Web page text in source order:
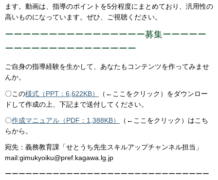
ます。動画は、指導のポイントを5分程度にまとめており、汎用性の
高いものになっています。ぜひ、ご視聴ください。
ーーーーーーーーーーーーーーーー募集ーーーーー
ーーーーーーーーーーーーーーー
ご自身の指導経験を生かして、あなたもコンテンツを作ってみませ
んか。
〇この様式（PPT：6,622KB）
（←ここをクリック）をダウンロー
ドして作成の上、下記まで送付してください。
〇作成マニュアル（PDF：1,388KB）
（←ここをクリック）はこち
らから。
宛先：義務教育課「せとうち先生スキルアップチャンネル担当」
mail:gimukyoiku@pref.kagawa.lg.jp
ーーーーーーーーーーーーーーーーーーーーーーーーーーーーーー